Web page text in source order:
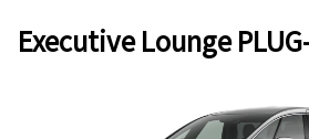
Executive Lounge